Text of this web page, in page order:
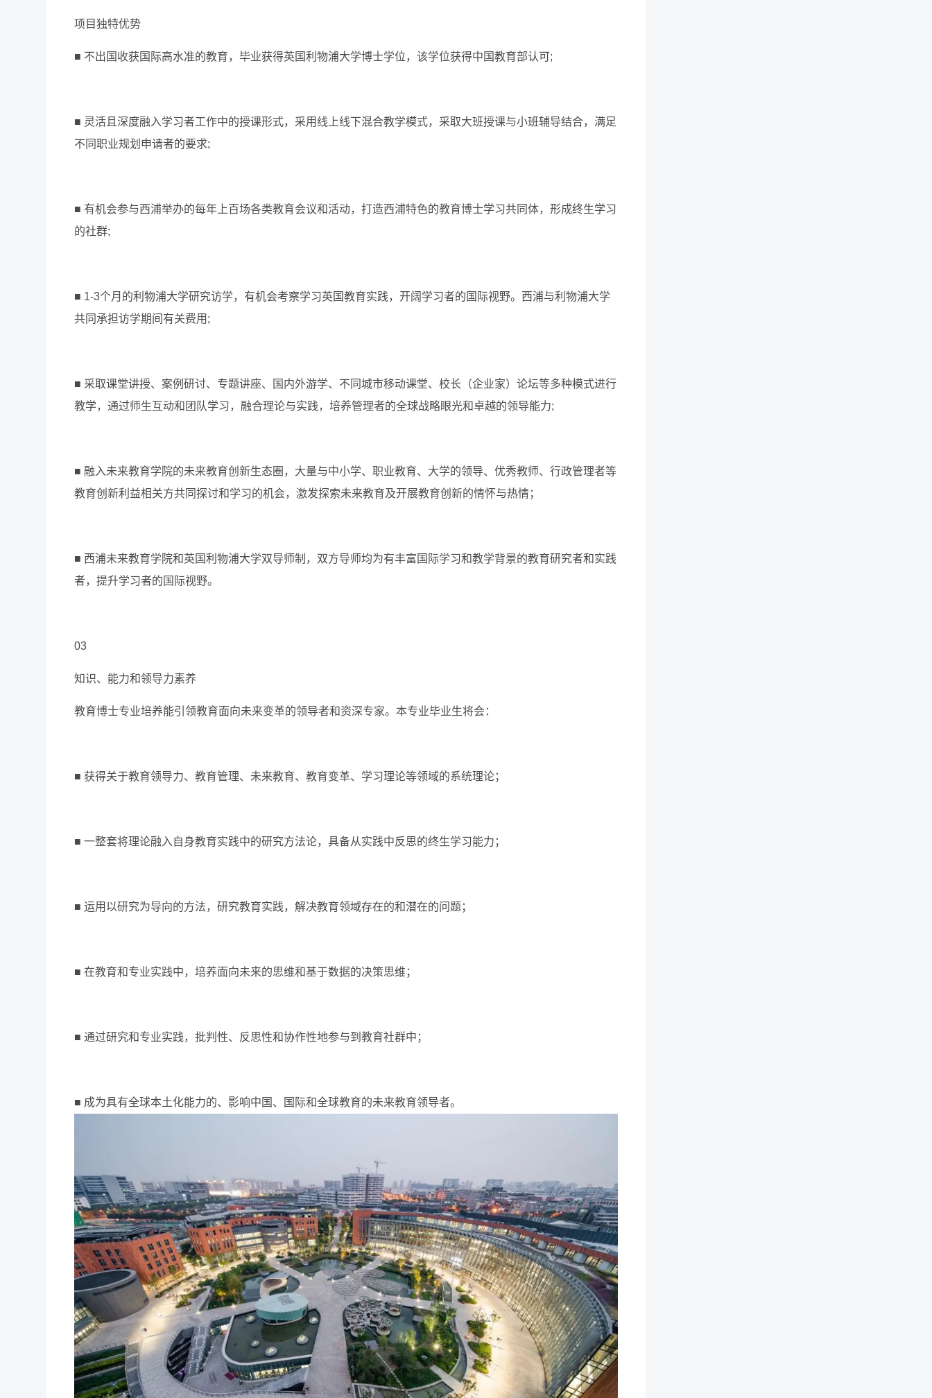
项目独特优势
■ 不出国收获国际高水准的教育，毕业获得英国利物浦大学博士学位，该学位获得中国教育部认可;
■ 灵活且深度融入学习者工作中的授课形式，采用线上线下混合教学模式，采取大班授课与小班辅导结合，满足
不同职业规划申请者的要求;
■ 有机会参与西浦举办的每年上百场各类教育会议和活动，打造西浦特色的教育博士学习共同体，形成终生学习
的社群;
■ 1-3个月的利物浦大学研究访学，有机会考察学习英国教育实践，开阔学习者的国际视野。西浦与利物浦大学
共同承担访学期间有关费用;
■ 采取课堂讲授、案例研讨、专题讲座、国内外游学、不同城市移动课堂、校长（企业家）论坛等多种模式进行
教学，通过师生互动和团队学习，融合理论与实践，培养管理者的全球战略眼光和卓越的领导能力;
■ 融入未来教育学院的未来教育创新生态圈，大量与中小学、职业教育、大学的领导、优秀教师、行政管理者等
教育创新利益相关方共同探讨和学习的机会，激发探索未来教育及开展教育创新的情怀与热情；
■ 西浦未来教育学院和英国利物浦大学双导师制，双方导师均为有丰富国际学习和教学背景的教育研究者和实践
者，提升学习者的国际视野。
03
知识、能力和领导力素养
教育博士专业培养能引领教育面向未来变革的领导者和资深专家。本专业毕业生将会：
■ 获得关于教育领导力、教育管理、未来教育、教育变革、学习理论等领域的系统理论；
■ 一整套将理论融入自身教育实践中的研究方法论，具备从实践中反思的终生学习能力；
■ 运用以研究为导向的方法，研究教育实践，解决教育领域存在的和潜在的问题；
■ 在教育和专业实践中，培养面向未来的思维和基于数据的决策思维；
■ 通过研究和专业实践，批判性、反思性和协作性地参与到教育社群中；
■ 成为具有全球本土化能力的、影响中国、国际和全球教育的未来教育领导者。